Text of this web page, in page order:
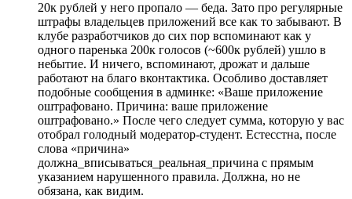
20к рублей у него пропало — беда. Зато про регулярные
штрафы владельцев приложений все как то забывают. В
клубе разработчиков до сих пор вспоминают как у
одного паренька 200к голосов (~600к рублей) ушло в
небытие. И ничего, вспоминают, дрожат и дальше
работают на благо вконтактика. Особливо доставляет
подобные сообщения в админке: «Ваше приложение
оштрафовано. Причина: ваше приложение
оштрафовано.» После чего следует сумма, которую у вас
отобрал голодный модератор-студент. Естесстна, после
слова «причина»
должна_вписываться_реальная_причина с прямым
указанием нарушенного правила. Должна, но не
обязана, как видим.